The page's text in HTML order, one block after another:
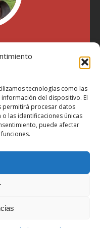
tecnologías como las
del dispositivo. El
permitirá procesar datos
las identificaciones únicas
puede afectar
en 1969 y desde el
distintos medios.
sobre lo que me